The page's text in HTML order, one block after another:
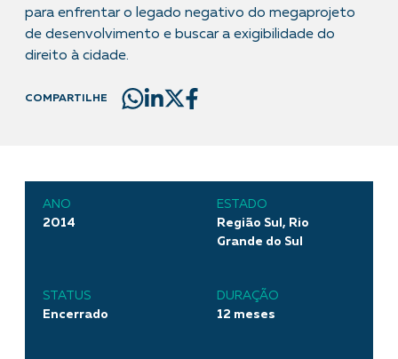
para enfrentar o legado negativo do megaprojeto
de desenvolvimento e buscar a exigibilidade do
direito à cidade.
COMPARTILHE
ANO
2014
ESTADO
Região Sul, Rio
Grande do Sul
STATUS
Encerrado
DURAÇÃO
12 meses